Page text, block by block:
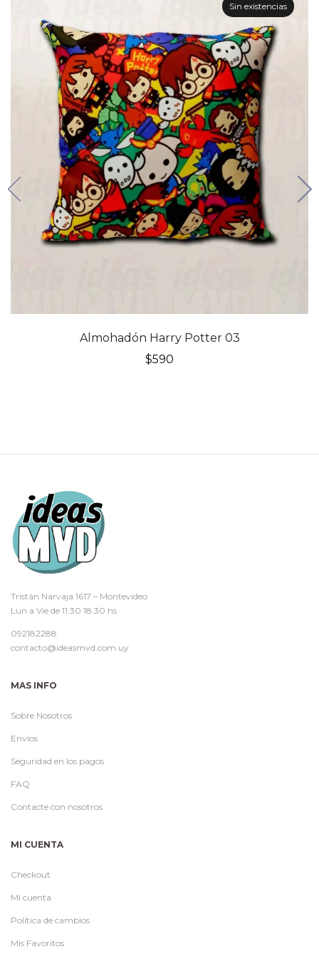
Sin existencias
Almohadón Harry Potter 03
$590
Tristán Narvaja 1617 – Montevideo
Lun a Vie de 11.30 18.30 hs
092182288
contacto@ideasmvd.com.uy
MAS INFO
Sobre Nosotros
Envíos
Seguridad en los pagos
FAQ
Contacte con nosotros
MI CUENTA
Checkout
Mi cuenta
Política de cambios
Mis Favoritos